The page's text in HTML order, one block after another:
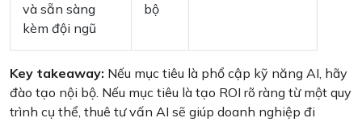
và sẵn sàng
kèm đội ngũ
bộ
Key takeaway: Nếu mục tiêu là phổ cập kỹ năng AI, hãy
đào tạo nội bộ. Nếu mục tiêu là tạo ROI rõ ràng từ một quy
trình cụ thể, thuê tư vấn AI sẽ giúp doanh nghiệp đi